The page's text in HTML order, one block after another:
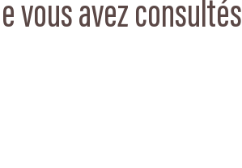
vous avez consultés